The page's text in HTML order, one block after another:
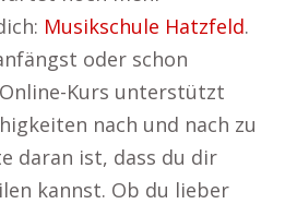
Musikschule Hatzfeld.
oder schon
Kurs unterstützt
nach und nach zu
daran ist, dass du dir
kannst. Ob du lieber